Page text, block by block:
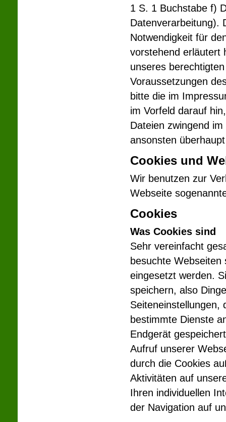
1 S. 1 Buchstabe f)
Datenverarbeitung).
Notwendigkeit für
vorstehend erläutert
unseres
Voraussetzungen
bitte die im
im Vorfeld darauf
Dateien zwingend
ansonsten
Cookies und
Wir benutzen zur
Webseite
Cookies
Was Cookies sind
Sehr vereinfacht
besuchte
eingesetzt werden.
speichern, also
Seiteneinstellungen,
bestimmte Dienste
Endgerät
Aufruf unserer
durch die Cookies
Aktivitäten auf
Ihren individuellen
der Navigation auf